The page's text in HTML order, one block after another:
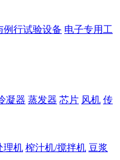
例行试验设备 电子专用工
凝器 蒸发器 芯片 风机 传
理机 榨汁机/搅拌机 豆浆